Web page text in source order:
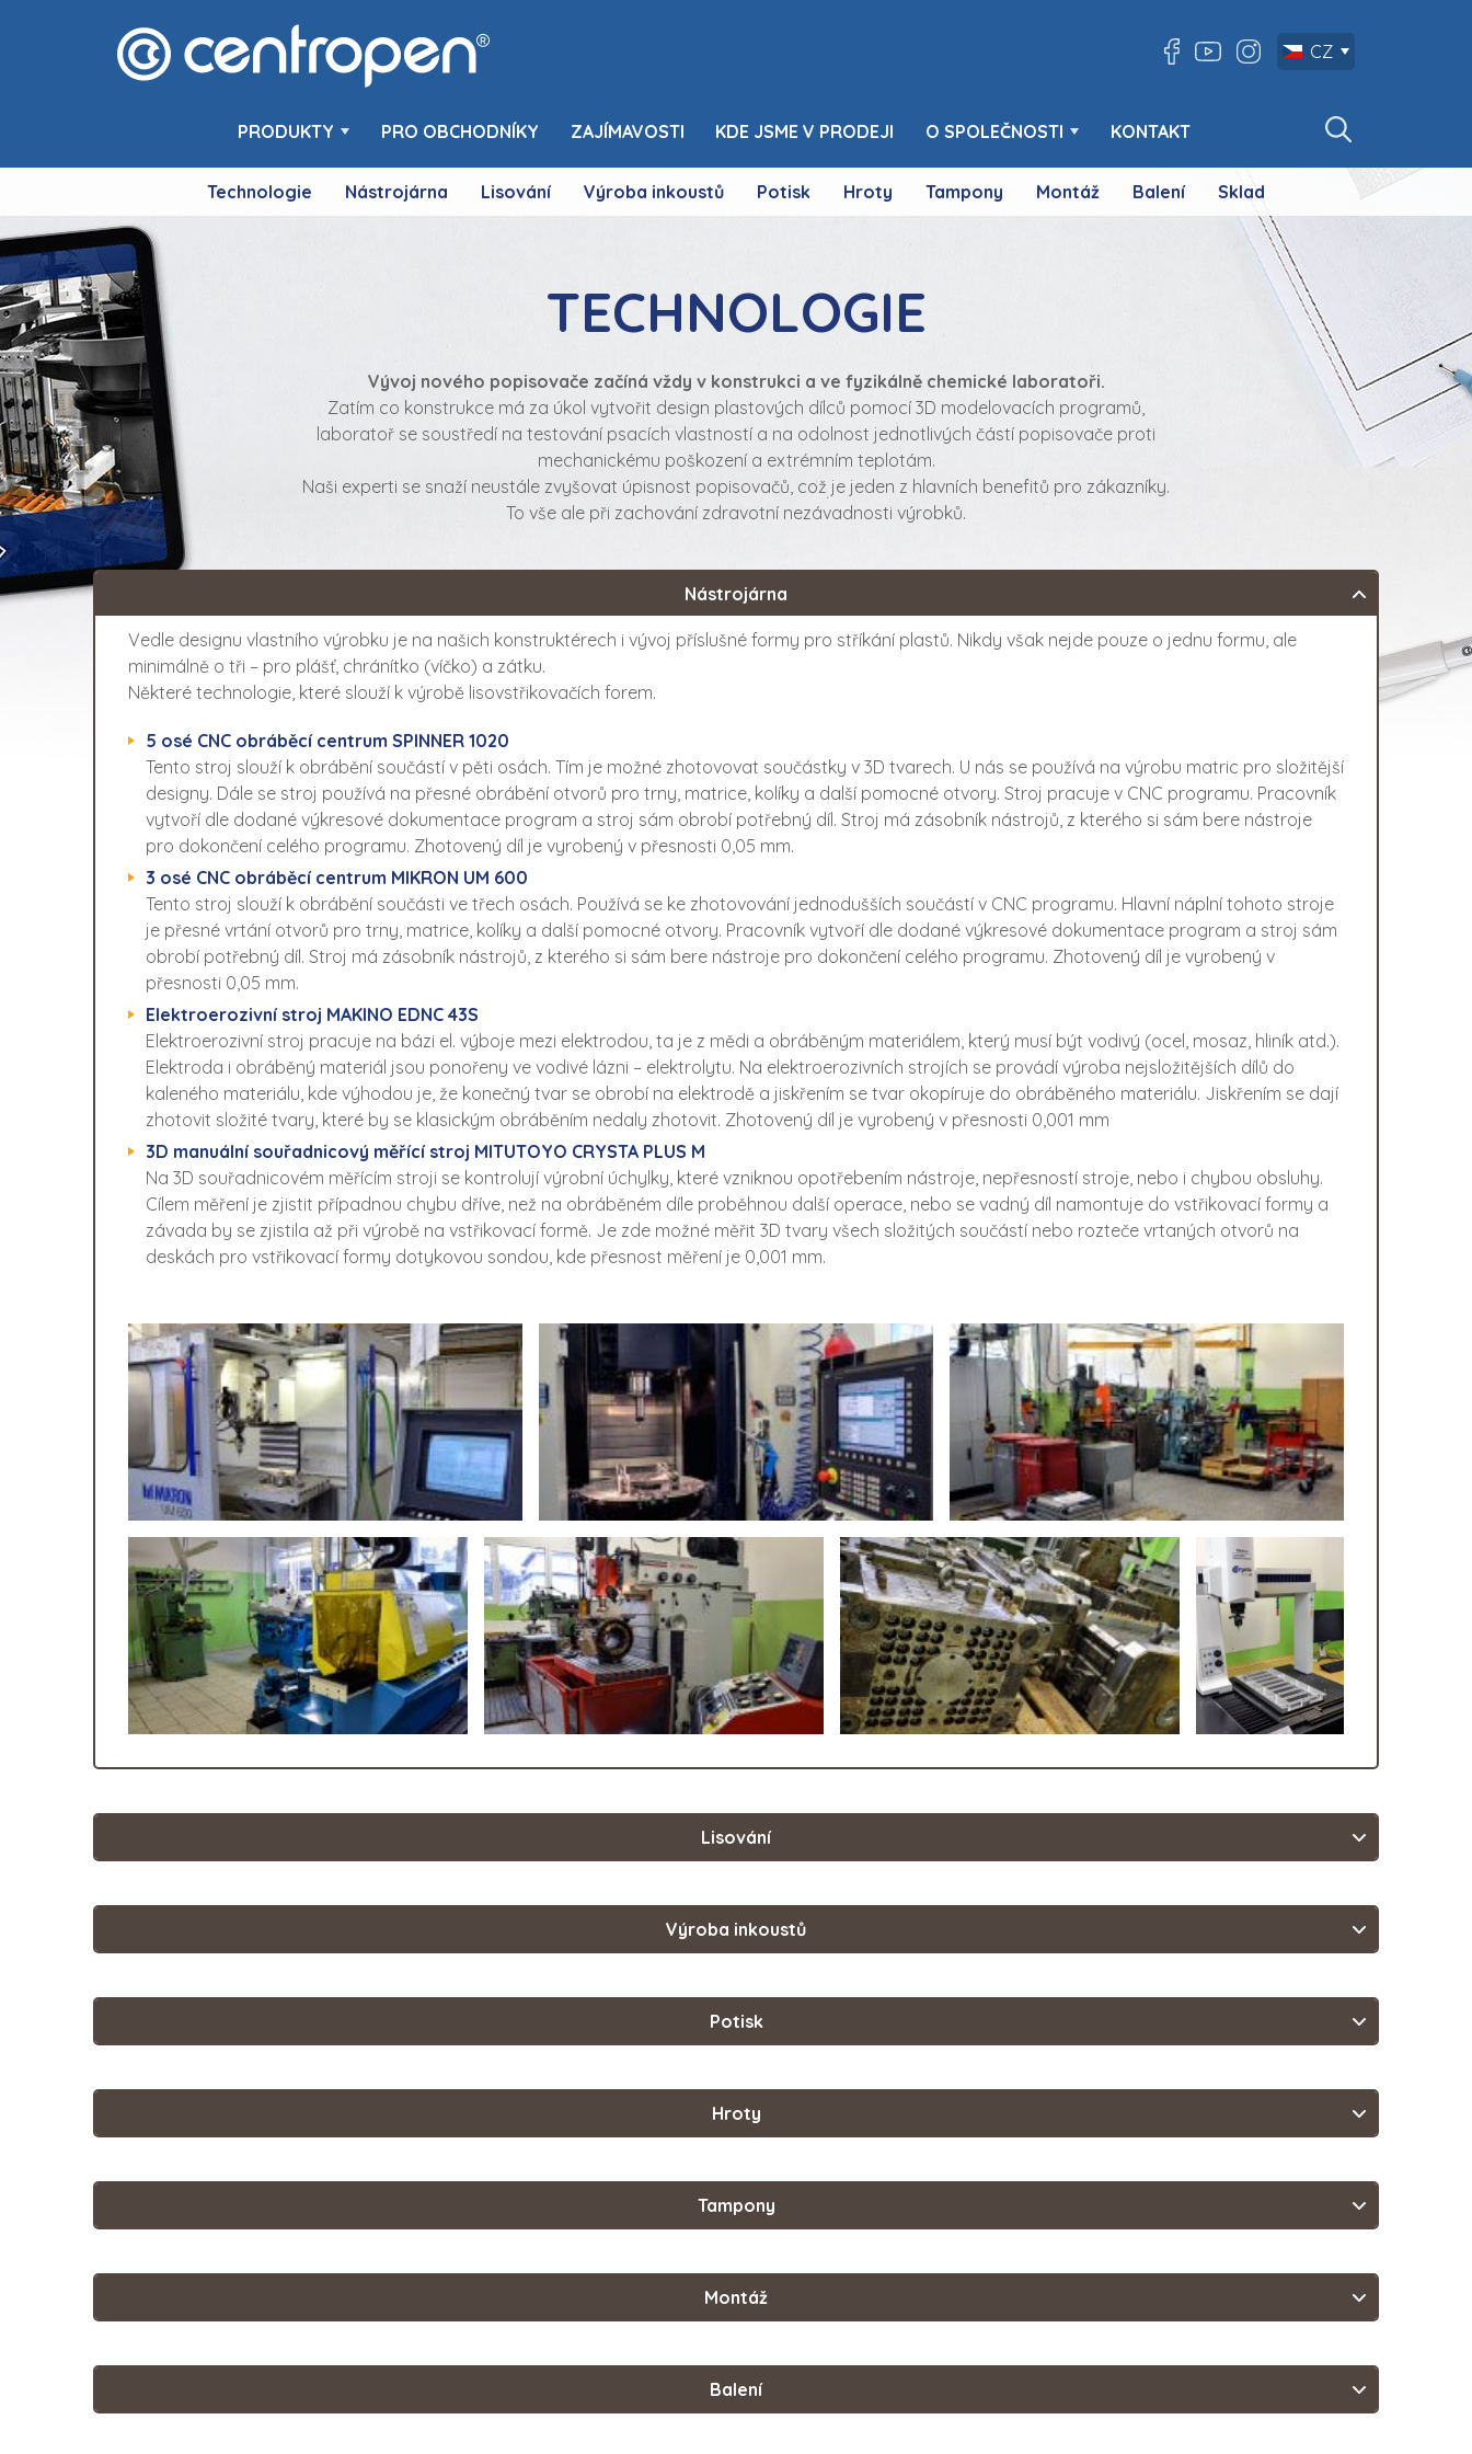
CZ
PRODUKTY PRO OBCHODNÍKY ZAJÍMAVOSTI KDE JSME V PRODEJI O SPOLEČNOSTI KONTAKT
Technologie Nástrojárna Lisování Výroba inkoustů Potisk Hroty Tampony Montáž Balení Sklad
TECHNOLOGIE
Vývoj nového popisovače začíná vždy v konstrukci a ve fyzikálně chemické laboratoři.
Zatím co konstrukce má za úkol vytvořit design plastových dílců pomocí 3D modelovacích programů,
laboratoř se soustředí na testování psacích vlastností a na odolnost jednotlivých částí popisovače proti
mechanickému poškození a extrémním teplotám.
Naši experti se snaží neustále zvyšovat úpisnost popisovačů, což je jeden z hlavních benefitů pro zákazníky.
To vše ale při zachování zdravotní nezávadnosti výrobků.
Nástrojárna
Vedle designu vlastního výrobku je na našich konstruktérech i vývoj příslušné formy pro stříkání plastů. Nikdy však nejde pouze o jednu formu, ale
minimálně o tři – pro plášť, chránítko (víčko) a zátku.
Některé technologie, které slouží k výrobě lisovstřikovačích forem.
5 osé CNC obráběcí centrum SPINNER 1020
Tento stroj slouží k obrábění součástí v pěti osách. Tím je možné zhotovovat součástky v 3D tvarech. U nás se používá na výrobu matric pro složitější
designy. Dále se stroj používá na přesné obrábění otvorů pro trny, matrice, kolíky a další pomocné otvory. Stroj pracuje v CNC programu. Pracovník
vytvoří dle dodané výkresové dokumentace program a stroj sám obrobí potřebný díl. Stroj má zásobník nástrojů, z kterého si sám bere nástroje
pro dokončení celého programu. Zhotovený díl je vyrobený v přesnosti 0,05 mm.
3 osé CNC obráběcí centrum MIKRON UM 600
Tento stroj slouží k obrábění součásti ve třech osách. Používá se ke zhotovování jednodušších součástí v CNC programu. Hlavní náplní tohoto stroje
je přesné vrtání otvorů pro trny, matrice, kolíky a další pomocné otvory. Pracovník vytvoří dle dodané výkresové dokumentace program a stroj sám
obrobí potřebný díl. Stroj má zásobník nástrojů, z kterého si sám bere nástroje pro dokončení celého programu. Zhotovený díl je vyrobený v
přesnosti 0,05 mm.
Elektroerozivní stroj MAKINO EDNC 43S
Elektroerozivní stroj pracuje na bázi el. výboje mezi elektrodou, ta je z mědi a obráběným materiálem, který musí být vodivý (ocel, mosaz, hliník atd.).
Elektroda i obráběný materiál jsou ponořeny ve vodivé lázni – elektrolytu. Na elektroerozivních strojích se provádí výroba nejsložitějších dílů do
kaleného materiálu, kde výhodou je, že konečný tvar se obrobí na elektrodě a jiskřením se tvar okopíruje do obráběného materiálu. Jiskřením se dají
zhotovit složité tvary, které by se klasickým obráběním nedaly zhotovit. Zhotovený díl je vyrobený v přesnosti 0,001 mm
3D manuální souřadnicový měřící stroj MITUTOYO CRYSTA PLUS M
Na 3D souřadnicovém měřícím stroji se kontrolují výrobní úchylky, které vzniknou opotřebením nástroje, nepřesností stroje, nebo i chybou obsluhy.
Cílem měření je zjistit případnou chybu dříve, než na obráběném díle proběhnou další operace, nebo se vadný díl namontuje do vstřikovací formy a
závada by se zjistila až při výrobě na vstřikovací formě. Je zde možné měřit 3D tvary všech složitých součástí nebo rozteče vrtaných otvorů na
deskách pro vstřikovací formy dotykovou sondou, kde přesnost měření je 0,001 mm.
Lisování
Výroba inkoustů
Potisk
Hroty
Tampony
Montáž
Balení